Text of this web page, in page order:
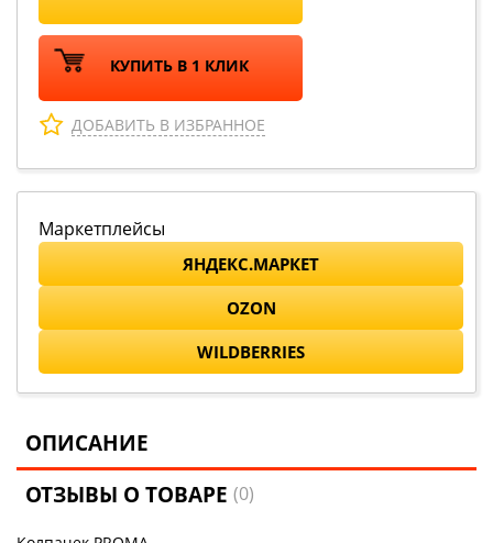
КУПИТЬ В 1 КЛИК
ДОБАВИТЬ В ИЗБРАННОЕ
Маркетплейсы
ЯНДЕКС.МАРКЕТ
OZON
WILDBERRIES
ОПИСАНИЕ
ОТЗЫВЫ О ТОВАРЕ(0)